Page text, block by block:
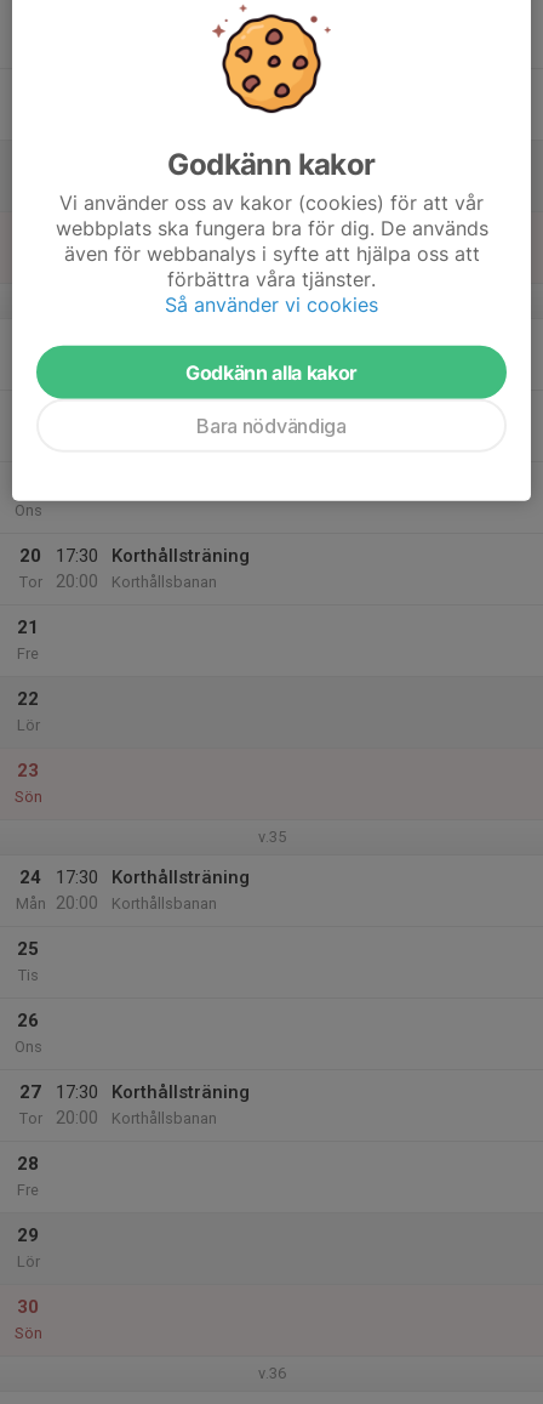
Korthållsträning
v.34
Mån
17:30
Korthållsträning
Korthållsbanan
Ons
20
Tor
17:30
20:00
Korthållsträning
Korthållsbanan
21
Fre
22
Lör
23
Sön
v.35
24
Mån
17:30
20:00
Korthållsträning
Korthållsbanan
25
Tis
26
Ons
27
Tor
17:30
20:00
Korthållsträning
Korthållsbanan
28
Fre
29
Lör
30
Sön
v.36
Godkänn kakor
Vi använder oss av kakor (cookies) för att vår
webbplats ska fungera bra för dig. De används
även för webbanalys i syfte att hjälpa oss att
förbättra våra tjänster.
Så använder vi cookies
Godkänn alla kakor
Bara nödvändiga